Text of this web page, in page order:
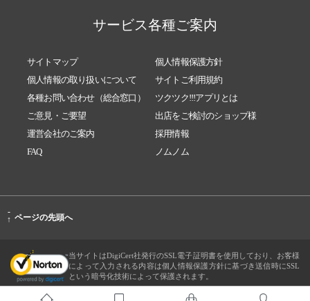
サービス各種ご案内
サイトマップ
個人情報保護方針
個人情報の取り扱いについて
サイトご利用規約
各種お問い合わせ（総合窓口）
ツクツク!!!アプリとは
ご意見・ご要望
出店をご検討のショップ様
運営会社のご案内
採用情報
FAQ
ノムノム
-
↑ ページの先頭へ
当サイトはDigiCert社発行のSSL電子証明書を使用しており、お客様
によって入力される内容は個人情報保護方針に基づき送信時にSSL
という暗号化技術によって保護されます。